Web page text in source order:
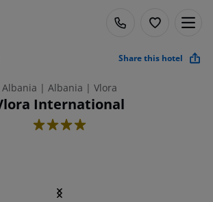
Share this hotel
Albania | Albania | Vlora
International
4